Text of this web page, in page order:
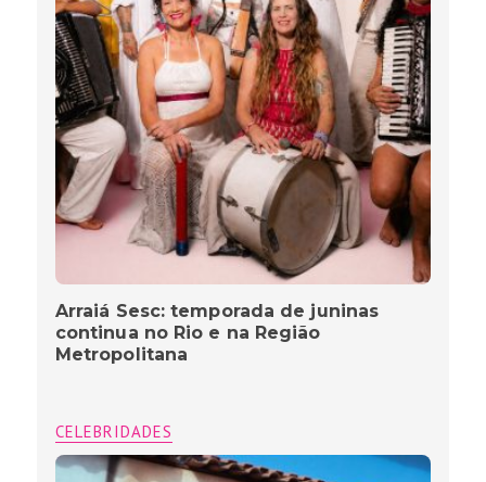
Arraiá Sesc: temporada de juninas
continua no Rio e na Região
Metropolitana
CELEBRIDADES